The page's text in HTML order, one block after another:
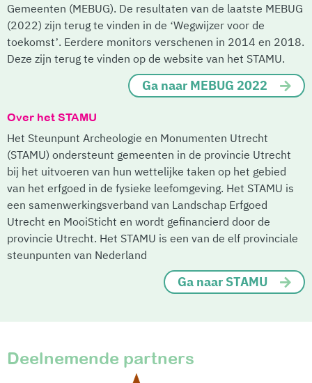
Gemeenten (MEBUG). De resultaten van de laatste MEBUG
(2022) zijn terug te vinden in de ‘Wegwijzer voor de
toekomst’. Eerdere monitors verschenen in 2014 en 2018.
Deze zijn terug te vinden op de website van het STAMU.
Ga naar MEBUG 2022
Over het STAMU
Het Steunpunt Archeologie en Monumenten Utrecht
(STAMU) ondersteunt gemeenten in de provincie Utrecht
bij het uitvoeren van hun wettelijke taken op het gebied
van het erfgoed in de fysieke leefomgeving. Het STAMU is
een samenwerkingsverband van Landschap Erfgoed
Utrecht en MooiSticht en wordt gefinancierd door de
provincie Utrecht. Het STAMU is een van de elf provinciale
steunpunten van Nederland
Ga naar STAMU
Deelnemende partners